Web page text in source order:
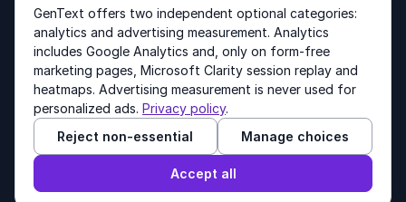
Продукты
Terms of Service
Other products by GenText Group:LexDraft· MentalNote
© 2026 GenText Group Inc. Все права защищены.
GenText offers two independent optional categories:
analytics and advertising measurement. Analytics
includes Google Analytics and, only on form-free
marketing pages, Microsoft Clarity session replay and
heatmaps. Advertising measurement is never used for
personalized ads. Privacy policy.
Reject non-essential
Manage choices
Accept all